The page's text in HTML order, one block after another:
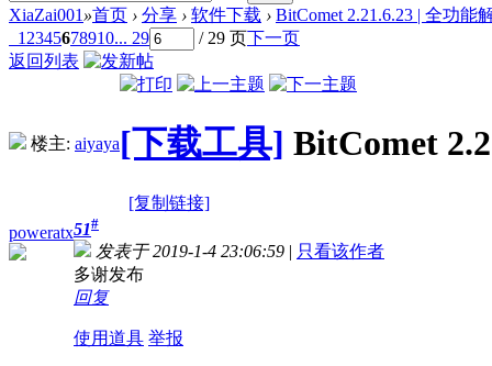
XiaZai001 »首页 › 分享 › 软件下载 › BitComet 2.21.6.23 | 全功能
1 2345678910... 29 / 29 页下一页
返回列表
楼主: aiyaya[下载工具] BitComet
[复制链接]
poweratx51#
发表于 2019-1-4 23:06:59 | 只看该作者
多谢发布
回复
使用道具 举报